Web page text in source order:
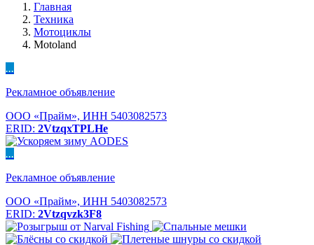
Главная
Техника
Мотоциклы
Motoland
...
Рекламное объявление
ООО «Прайм», ИНН 5403082573
ERID: 2VtzqxTPLHe
...
Рекламное объявление
ООО «Прайм», ИНН 5403082573
ERID: 2Vtzqvzk3F8